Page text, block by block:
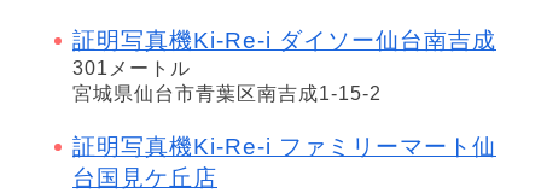
証明写真機Ki-Re-i ダイソー仙台南吉成
301メートル
宮城県仙台市青葉区南吉成1-15-2
証明写真機Ki-Re-i ファミリーマート仙
台国見ケ丘店